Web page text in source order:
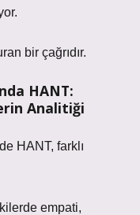
bir çağrıdır.
HANT:
Analitiği
HANT, farklı
empati,